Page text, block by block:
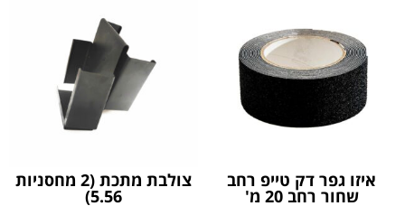
איזו גפר דק טייפ רחב
שחור רחב 20 מ'
צולבת מתכת (2 מחסניות
5.56)